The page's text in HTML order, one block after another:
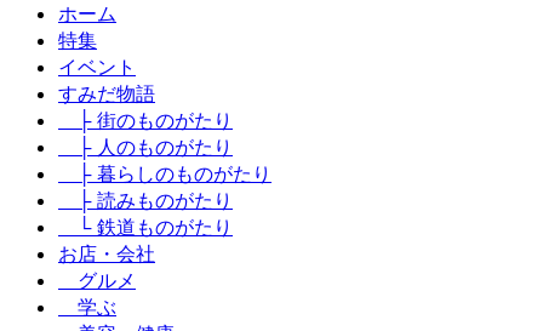
ホーム
特集
イベント
すみだ物語
├ 街のものがたり
├ 人のものがたり
├ 暮らしのものがたり
├ 読みものがたり
└ 鉄道ものがたり
お店・会社
グルメ
学ぶ